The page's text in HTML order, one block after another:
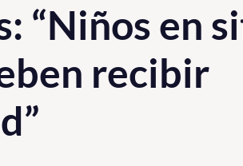
“Niños en
recibir